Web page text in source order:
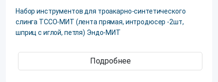
Набор инструментов для троакарно-синтетического
слинга ТССО-МИТ (лента прямая, интродюсер -2шт,
шприц с иглой, петля) Эндо-МИТ
Подробнее